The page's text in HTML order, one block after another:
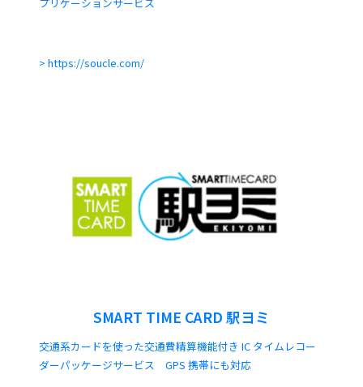
https://soucle.com/
SMART TIME CARD 駅ヨミ
交通系カードを使った交通費精算機能付き IC タイムレコー
ダーパッケージサービス GPS 携帯にも対応